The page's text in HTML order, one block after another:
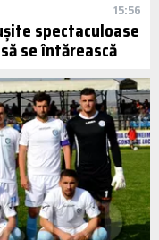
15:56
spectaculoase
se întărească